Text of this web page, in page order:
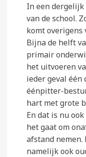
In een
van de school.
komt overigens
Bijna de helft
primair
het uitvoeren
ieder geval
éénpitter-
hart met grote
En dat is nu
het gaat om
afstand
namelijk ook